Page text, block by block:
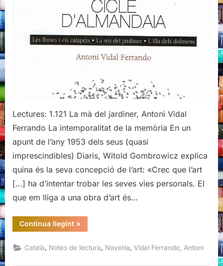
jardiner,
Antoni
Vidal
Ferrando
Lectures: 1.121 La mà del jardiner, Antoni Vidal
Ferrando La intemporalitat de la memòria En un
apunt de l’any 1953 dels seus (quasi
imprescindibles) Diaris, Witold Gombrowicz explica
quina és la seva concepció de l’art: «Crec que l’art
[…] ha d’intentar trobar les seves vies personals. El
que em lliga a una obra d’art és…
Continua llegint“La
mà
jardiner,
Antoni
»
Català Notes de lectura Novel·la ,Vidal Ferrando, Antoni